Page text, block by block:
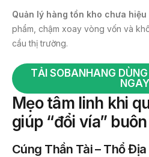
Quản lý hàng tồn kho chưa hiệu
phẩm, chậm xoay vòng vốn và
cầu thị trường.
TẢI SOBANHANG
NGAY
Mẹo tâm linh khi
giúp “đổi vía”
Cúng Thần Tài – Thổ Địa